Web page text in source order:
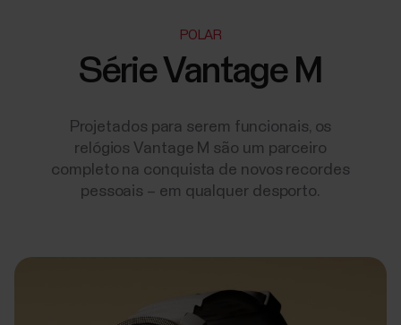
POLAR
Série Vantage M
Projetados para serem funcionais, os
relógios Vantage M são um parceiro
completo na conquista de novos recordes
pessoais – em qualquer desporto.